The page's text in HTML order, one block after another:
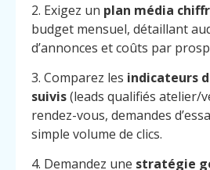
2. Exigez un plan média
budget mensuel, détaillant
d’annonces et coûts par
3. Comparez les indicateurs
suivis(leads qualifiés atelier/
rendez-vous, demandes
simple volume de clics.
4. Demandez une stratégie